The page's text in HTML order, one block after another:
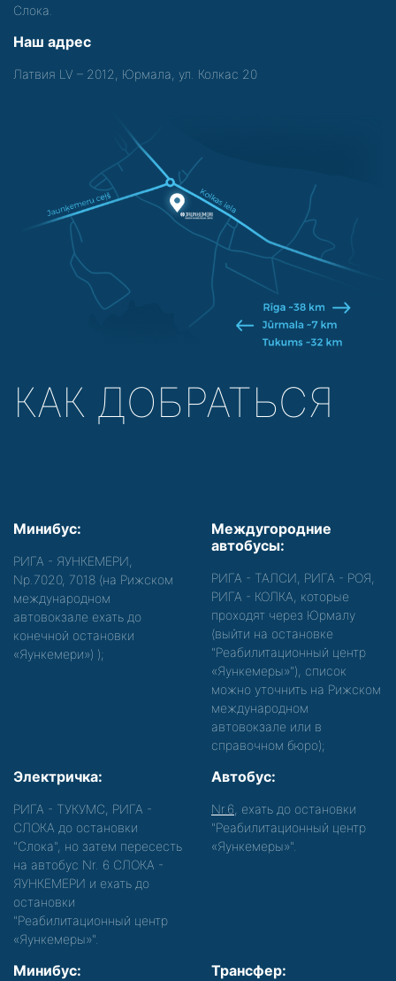
Слока.
Наш адрес
Латвия LV – 2012, Юрмала, ул. Колкас 20
КАК ДОБРАТЬСЯ
Минибус:
РИГА - ЯУНКЕМЕРИ,
Nр.7020, 7018 (на Рижском
международном
автовокзале ехать до
конечной остановки
«Яункемери») );
Междугородние
автобусы:
РИГА - ТАЛСИ, РИГА - РОЯ,
РИГА - КОЛКА, которые
проходят через Юрмалу
(выйти на остановке
"Реабилитационный центр
«Яункемеры»"), список
можно уточнить на Рижском
международном
автовокзале или в
справочном бюро);
Электричка:
РИГА - ТУКУМС, РИГА -
СЛОКА до остановки
"Слока", но затем пересесть
на автобус Nr. 6 СЛОКА -
ЯУНКЕМЕРИ и ехать до
остановки
"Реабилитационный центр
«Яункемеры»".
Автобус:
Nr.6 , ехать до остановки
"Реабилитационный центр
«Яункемеры»".
Минибус: Трансфер: